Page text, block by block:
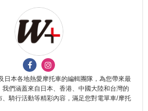
日本各地熱愛摩托車的編輯團隊，為您帶來最
我們涵蓋來自日本、香港、中國大陸和台灣的
、騎行活動等精彩內容，滿足您對電單車/摩托